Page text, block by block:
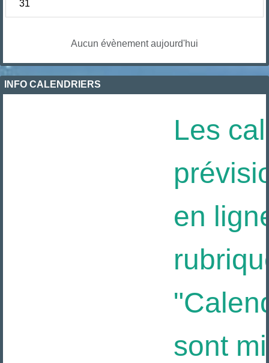
31
Aucun évènement aujourd'hui
INFO CALENDRIERS
Les
en
sont